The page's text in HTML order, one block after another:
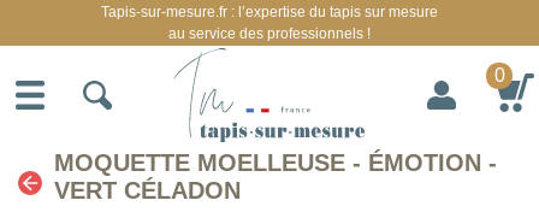
MOQUETTE MOELLEUSE - ÉMOTION -
VERT CÉLADON
Tapis-sur-mesure.fr : l’expertise du tapis sur mesure
au service des professionnels !
0